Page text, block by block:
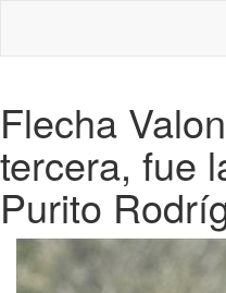
Flecha
tercera, fue
Purito